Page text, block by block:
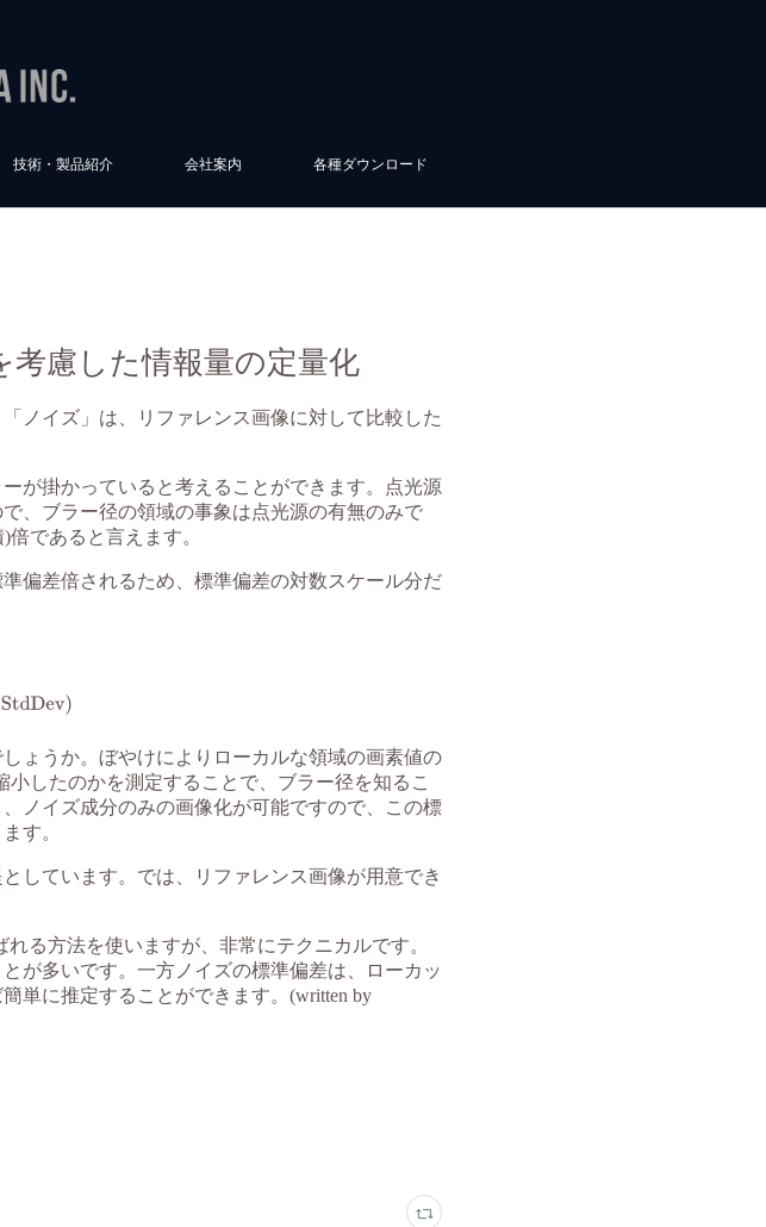
技術・製品紹介 会社案内 各種ダウンロード
考慮した情報量の定量化